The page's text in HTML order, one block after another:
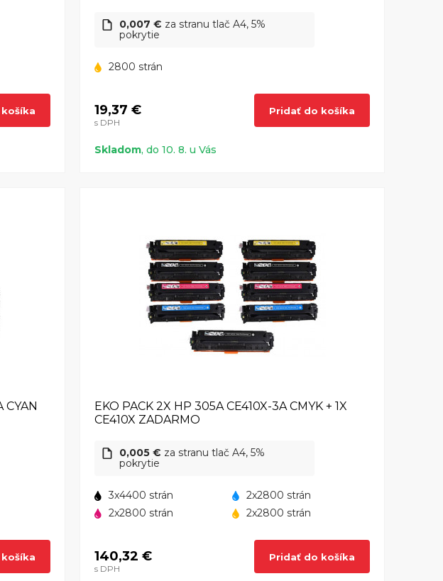
0,007 € za stranu tlač A4, 5%
pokrytie
2800 strán
19,37 €
s DPH
Pridať do košíka
Skladom, do 10. 8. u Vás
CYAN
EKO PACK 2X HP 305A CE410X-3A CMYK + 1X
CE410X ZADARMO
0,005 € za stranu tlač A4, 5%
pokrytie
3x4400 strán
2x2800 strán
2x2800 strán
2x2800 strán
140,32 €
s DPH
Pridať do košíka